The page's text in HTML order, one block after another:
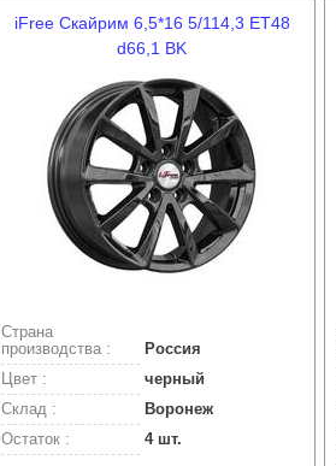
iFree Скайрим 6,5*16 5/114,3 ET48
d66,1 BK
Страна
производства :
Россия
Цвет :
черный
Склад :
Воронеж
Остаток :
4 шт.